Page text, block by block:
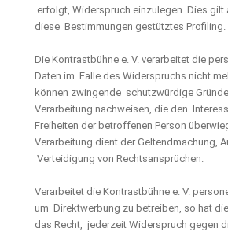
erfolgt, Widerspruch einzulegen. Dies gilt
diese Bestimmungen gestütztes Profiling.
Die Kontrastbühne e. V. verarbeitet die
Daten im Falle des Widerspruchs nicht
können zwingende schutzwürdige
Verarbeitung nachweisen, die den
Freiheiten der betroffenen Person
Verarbeitung dient der Geltendmachung,
Verteidigung von Rechtsansprüchen.
Verarbeitet die Kontrastbühne e. V.
um Direktwerbung zu betreiben, so hat
das Recht, jederzeit Widerspruch gegen